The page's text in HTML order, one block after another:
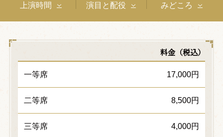
上演時間 演目と配役 みどころ
料金（税込）
一等席 17,000円
二等席 8,500円
三等席 4,000円